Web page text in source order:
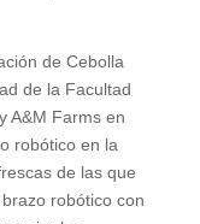
de Cebolla
de la Facultad
A&M Farms en
robótico en la
de las que
robótico con